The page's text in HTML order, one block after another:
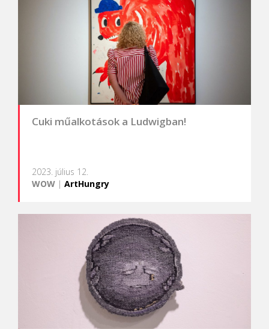
Cuki műalkotások a Ludwigban!
2023. július 12.
WOW | ArtHungry